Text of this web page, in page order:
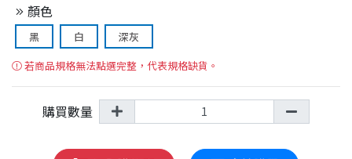
顏色
黑 白
深灰
若商品規格無法點選完整，代表規格缺貨。
購買數量